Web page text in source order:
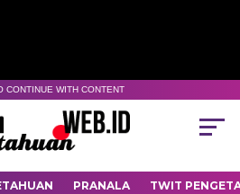
CONTINUE WITH CONTENT
PRANALA TWIT